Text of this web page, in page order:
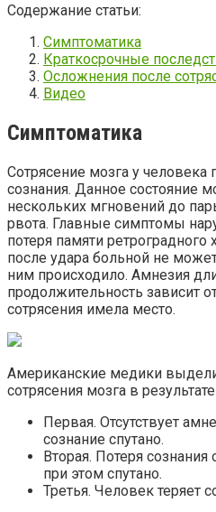
Содержание статьи:
Симптоматика
Краткосрочные
Осложнения после
Видео
Симптоматика
Сотрясение мозга у человека
сознания. Данное состояние
нескольких мгновений до
рвота. Главные симптомы
потеря памяти
после удара больной не
ним происходило. Амнезия
продолжительность зависит
сотрясения имела место.
Американские медики
сотрясения мозга в
Первая. Отсутствует
сознание спутано.
Вторая. Потеря сознания
при этом спутано.
Третья. Человек теряет